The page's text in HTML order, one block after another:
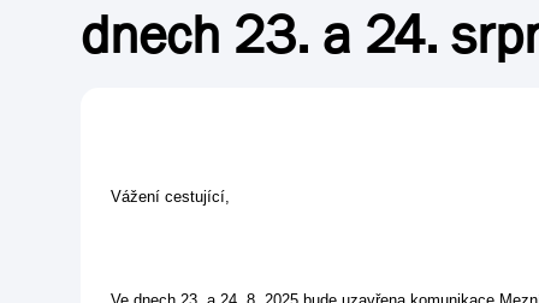
dnech 23. a 24.
Vážení cestující,